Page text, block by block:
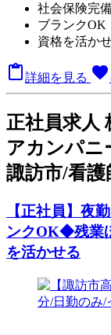
社会保険完
ブランクOK
資格を活か
 詳細を見る favorite
正社員求人
アカンパ
諏訪市/看
【正社員】
ンクOK◆残業
を活かせる